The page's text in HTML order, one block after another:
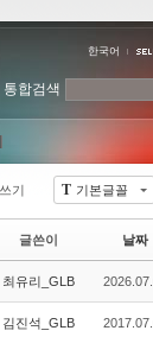
한국어
통합검색
T 기본글꼴
쓰기
글쓴이 날짜
최유리_GLB
김진석_GLB